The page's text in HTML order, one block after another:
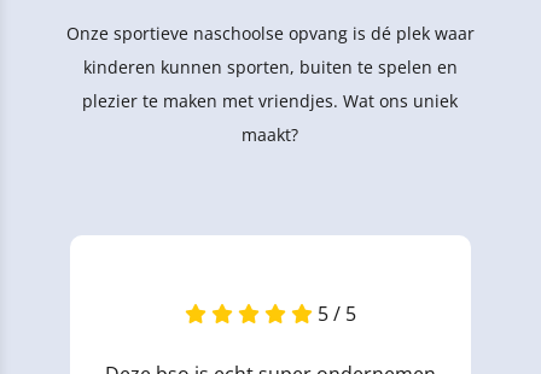
Onze sportieve naschoolse opvang is dé plek waar
kinderen kunnen sporten, buiten te spelen en
plezier te maken met vriendjes. Wat ons uniek
maakt?
5 / 5